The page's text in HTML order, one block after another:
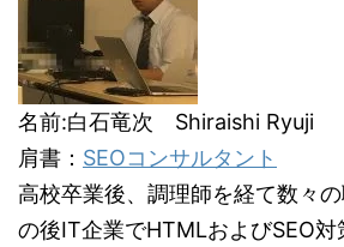
名前:白石竜次 Shiraishi Ryuji
肩書： SEOコンサルタント
高校卒業後、調理師を経て数々
の後IT企業でHTMLおよびSEO対